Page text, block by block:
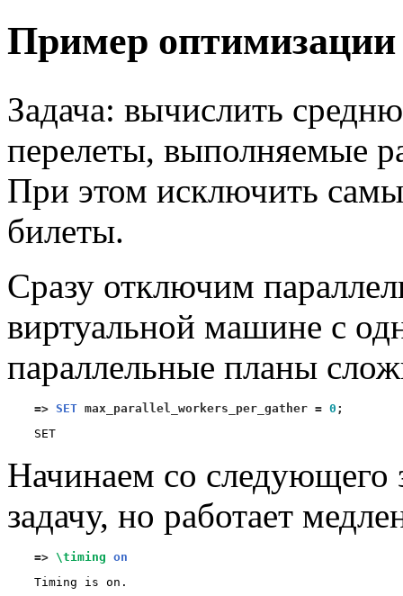
Пример оптимизации
Задача: вычислить
перелеты, выполняемые
При этом исключить
билеты.
Сразу отключим
виртуальной машине с
параллельные планы
=> SET max_parallel_workers_per_gather = 0 ;
Начинаем со следующего
задачу, но работает
=> \timing on